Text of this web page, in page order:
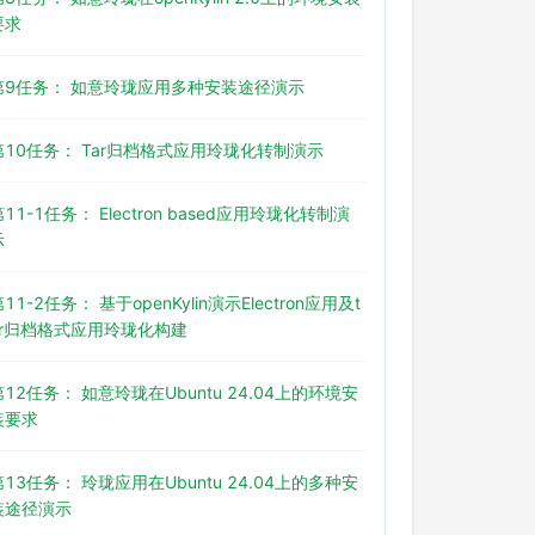
求
9任务： 如意玲珑应用多种安装途径演示
10任务： Tar归档格式应用玲珑化转制演示
11-1任务： Electron based应用玲珑化转制演
11-2任务： 基于openKylin演示Electron应用及t
归档格式应用玲珑化构建
12任务： 如意玲珑在Ubuntu 24.04上的环境安
要求
13任务： 玲珑应用在Ubuntu 24.04上的多种安
途径演示